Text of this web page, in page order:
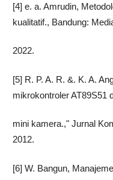
[4] e. a. Amrudin,
kualitatif., Bandung:
2022.
[5] R. P. A. R. &. K. A.
mikrokontroler AT89S51
mini kamera.," Jurnal
2012.
[6] W. Bangun,